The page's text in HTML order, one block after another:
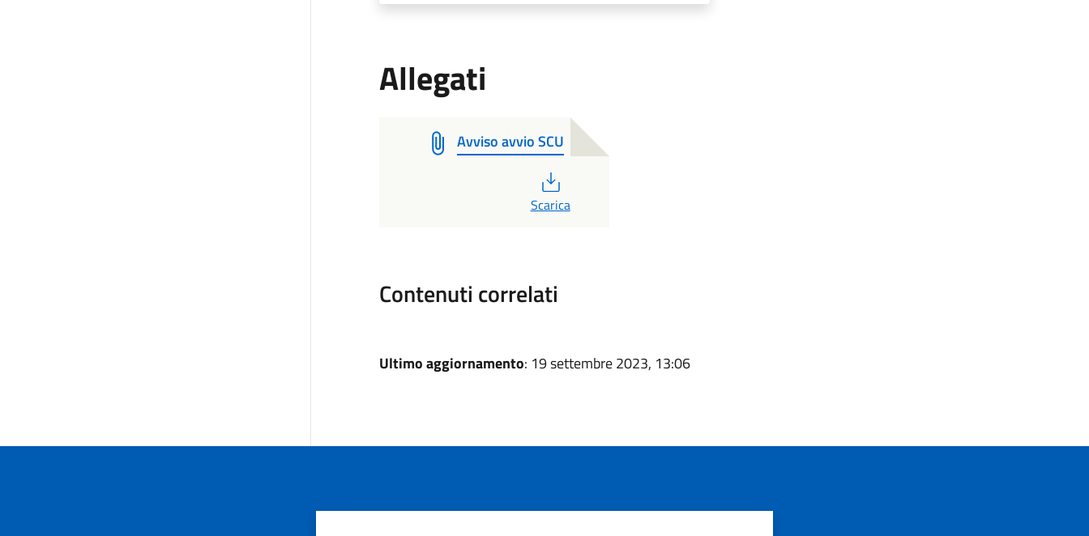
Allegati
Avviso avvio SCU
Scarica
Contenuti correlati
Ultimo aggiornamento: 19 settembre 2023, 13:06